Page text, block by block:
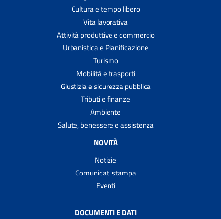
Cultura e tempo libero
Vita lavorativa
Attività produttive e commercio
Urbanistica e Pianificazione
Turismo
Mobilità e trasporti
Giustizia e sicurezza pubblica
Tributi e finanze
Ambiente
Salute, benessere e assistenza
NOVITÀ
Notizie
Comunicati stampa
Eventi
DOCUMENTI E DATI